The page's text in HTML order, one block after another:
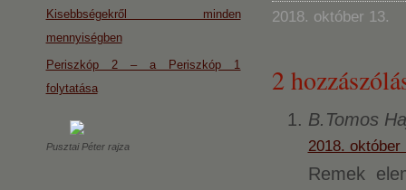
2018. október 13.
2
B.Tomos
2018. október
Remek
Kisebbségekről minden
mennyiségben
Periszkóp 2 – a Periszkóp 1
folytatása
Pusztai Péter rajza